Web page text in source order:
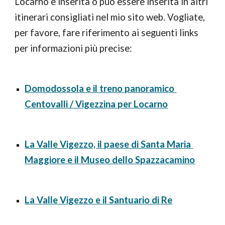
itinerari consigliati nel mio sito web. Vogliate,
per favore, fare riferimento ai seguenti links
per informazioni più precise:
Domodossola e il treno panoramico
Centovalli / Vigezzina per Locarno
La Valle Vigezzo, il paese di Santa Maria
Maggiore e il Museo dello Spazzacamino
La Valle Vigezzo e il Santuario di Re